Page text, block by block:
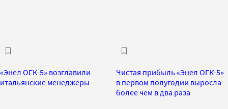
«Энел ОГК-5» возглавили
итальянские менеджеры
Чистая прибыль «Энел ОГК-5»
в первом полугодии выросла
более чем в два раза